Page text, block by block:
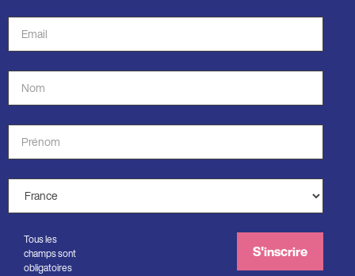
Adresse
de
courriel
Nom
*
Prénom
*
Pays
*
Tous les
champs sont
obligatoires
S'inscrire